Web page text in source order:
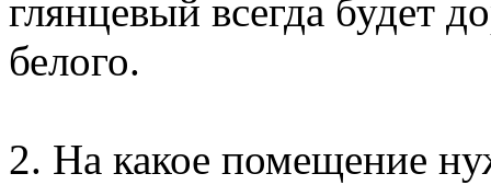
глянцевый всегда будет
белого.
2. На какое помещение